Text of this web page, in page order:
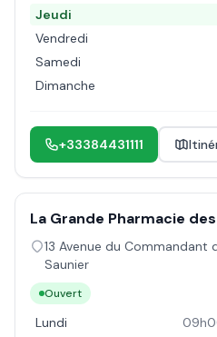
Jeudi
Vendredi
Samedi
Dimanche
+33384431111
La Grande Pharmacie
13 Avenue du Commandant
Saunier
Ouvert
Lundi